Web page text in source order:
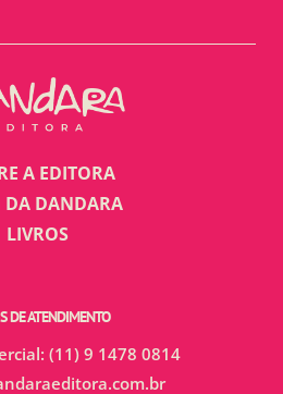
A EDITORA
DA DANDARA
LIVROS
DE ATENDIMENTO
(11) 9 1478 0814